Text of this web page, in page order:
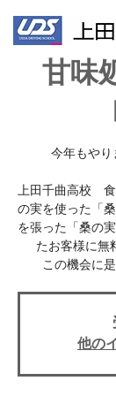
甘味
今年もやり
上田千曲高校
の実を使った「
を張った「桑の
たお客様に無
この機会に
他の